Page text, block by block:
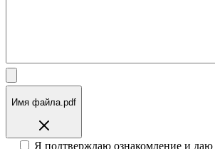
Имя файла.pdf
Я подтверждаю ознакомление и даю